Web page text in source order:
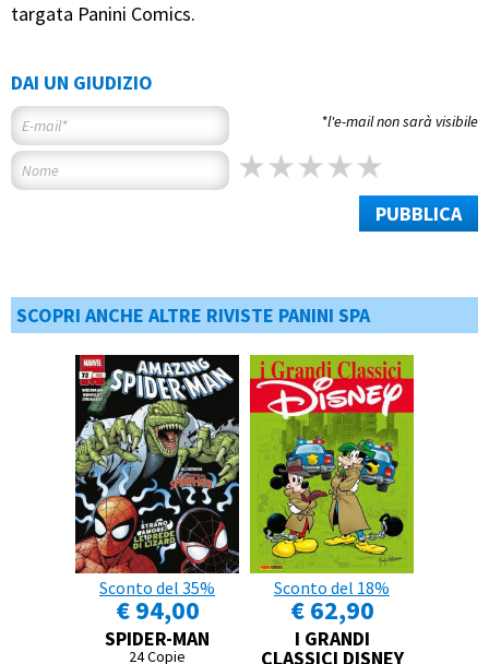
targata Panini Comics.
DAI UN GIUDIZIO
*l'e-mail non sarà visibile
PUBBLICA
SCOPRI ANCHE ALTRE RIVISTE PANINI SPA
Sconto del 35%
€ 94,00
SPIDER-MAN
24 Copie
Sconto del 18%
€ 62,90
I GRANDI
CLASSICI DISNEY